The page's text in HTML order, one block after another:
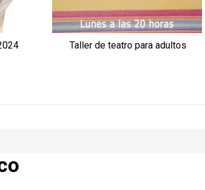
Taller de teatro para adultos